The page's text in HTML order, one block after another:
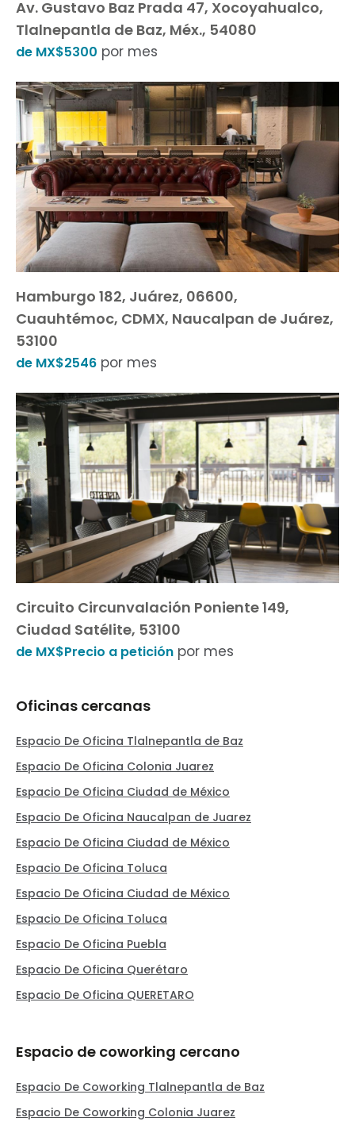
Av. Gustavo Baz Prada 47, Xocoyahualco,
Tlalnepantla de Baz, Méx., 54080
de MX$5300 por mes
Hamburgo 182, Juárez, 06600,
Cuauhtémoc, CDMX, Naucalpan de Juárez,
53100
de MX$2546 por mes
Circuito Circunvalación Poniente 149,
Ciudad Satélite, 53100
de MX$Precio a petición por mes
Oficinas cercanas
Espacio De Oficina Tlalnepantla de Baz
Espacio De Oficina Colonia Juarez
Espacio De Oficina Ciudad de México
Espacio De Oficina Naucalpan de Juarez
Espacio De Oficina Ciudad de México
Espacio De Oficina Toluca
Espacio De Oficina Ciudad de México
Espacio De Oficina Toluca
Espacio De Oficina Puebla
Espacio De Oficina Querétaro
Espacio De Oficina QUERETARO
Espacio de coworking cercano
Espacio De Coworking Tlalnepantla de Baz
Espacio De Coworking Colonia Juarez